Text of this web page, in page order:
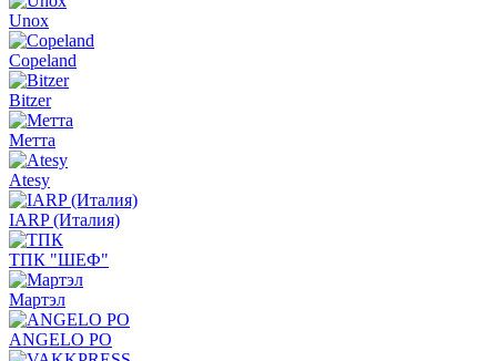
Unox
Copeland
Bitzer
Метта
Atesy
IARP (Италия)
ТПК "ШЕФ"
Мартэл
ANGELO PO